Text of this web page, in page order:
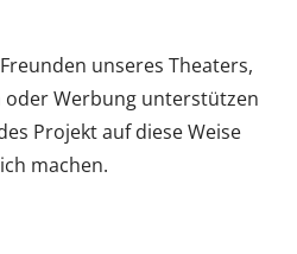
unseres Theaters,
oder Werbung unterstützen
Projekt auf diese Weise
machen.